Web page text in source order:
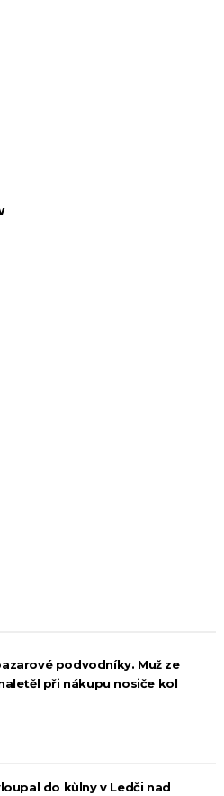
podvodníky. Muž ze
při nákupu nosiče kol
do kůlny v Ledči nad